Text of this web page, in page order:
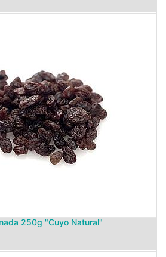
250g "Cuyo Natural"